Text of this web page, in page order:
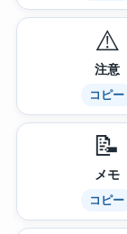
⚠️
注意
コピー
📝
メモ
コピー